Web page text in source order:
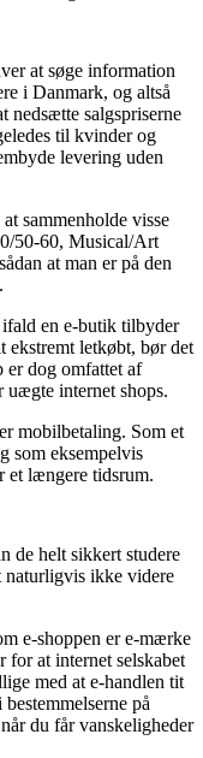
at søge information
i Danmark, og altså
nedsætte salgspriserne
til kvinder og
levering uden
sammenholde visse
50-60, Musical/Art
at man er på den
en e-butik tilbyder
ekstremt letkøbt, bør det
dog omfattet af
uægte internet shops.
mobilbetaling. Som et
som eksempelvis
et længere tidsrum.
de helt sikkert studere
naturligvis ikke videre
e-shoppen er e-mærke
for at internet selskabet
med at e-handlen tit
på
du får vanskeligheder